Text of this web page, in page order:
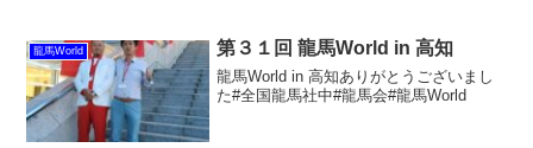
いても、いざ口に出そうとすると、なぜ
か支離滅裂になってしま...
龍馬World 第３１回 龍馬World in 高知
龍馬World in 高知ありがとうございまし
た#全国龍馬社中#龍馬会#龍馬World